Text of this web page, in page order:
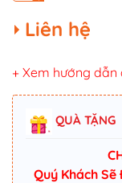
Liên hệ
+ Xem hướng dẫn
QUÀ TẶNG
Quý Khách